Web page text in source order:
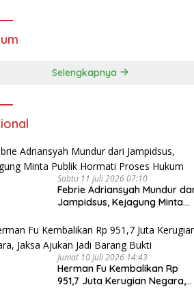
Selengkapnya
Sabtu 11 Juli 2026 07:10
Febrie Adriansyah Mundur
Jampidsus, Kejagung Minta
Jumat 10 Juli 2026 14:43
Herman Fu Kembalikan Rp
951,7 Juta Kerugian Negara,